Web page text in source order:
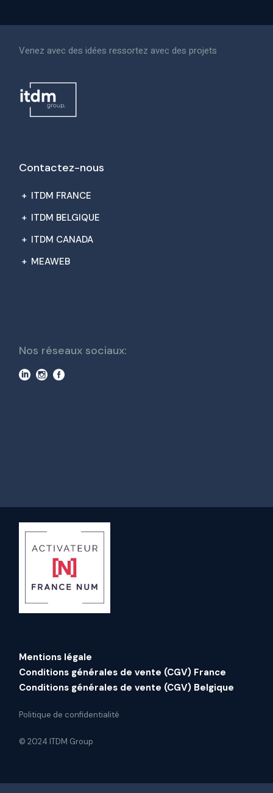
Venez avec des idées ressortez avec des projets
Contactez-nous
+ ITDM FRANCE
+ ITDM BELGIQUE
+ ITDM CANADA
+ MEAWEB
Nos réseaux sociaux:
Mentions légale
Conditions générales de vente (CGV) France
Conditions générales de vente (CGV) Belgique
Politique de confidentialité
© 2024 ITDM Group